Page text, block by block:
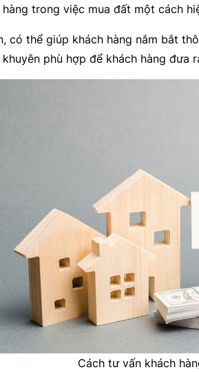
trong việc mua đất một cách
có thể giúp khách hàng nắm bắt
phù hợp để khách hàng đưa
Cách tư vấn khách